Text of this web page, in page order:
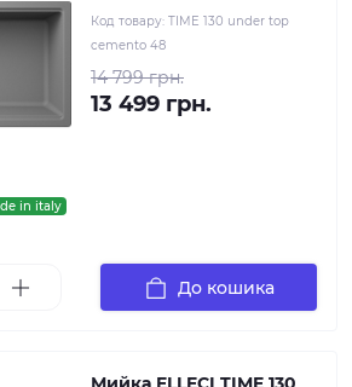
in italy
Код товару: TIME 130 under top
cemento 48
14 799 грн.
13 499 грн.
До кошика